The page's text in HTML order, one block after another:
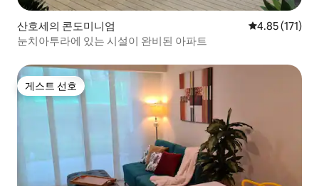
산호세의 콘도미니엄 평점 4.85점(5
4.85 (171)
눈치아투라에 있는 시설이 완비된 아파트
게스트 선호
게스트 선호